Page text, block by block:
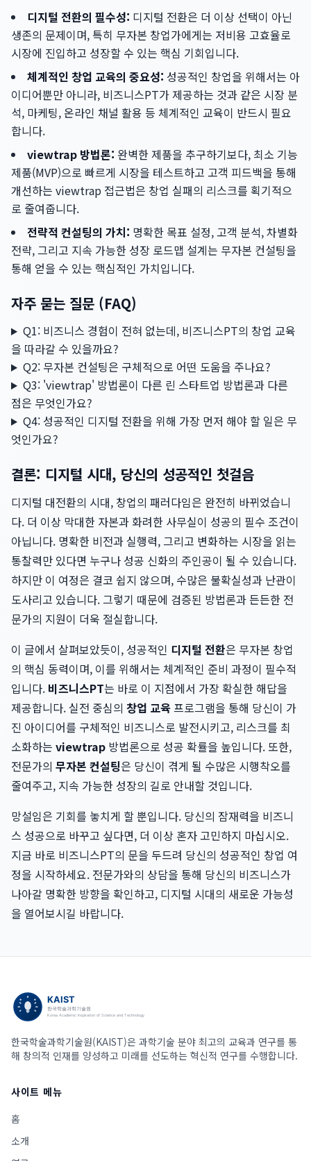
디지털 전환의 필수성: 디지털 전환은 더 이상 선택이 아닌
생존의 문제이며, 특히 무자본 창업가에게는 저비용 고효율로
시장에 진입하고 성장할 수 있는 핵심 기회입니다.
체계적인 창업 교육의 중요성: 성공적인 창업을 위해서는 아
이디어뿐만 아니라, 비즈니스PT가 제공하는 것과 같은 시장 분
석, 마케팅, 온라인 채널 활용 등 체계적인 교육이 반드시 필요
합니다.
viewtrap 방법론: 완벽한 제품을 추구하기보다, 최소 기능
제품(MVP)으로 빠르게 시장을 테스트하고 고객 피드백을 통해
개선하는 viewtrap 접근법은 창업 실패의 리스크를 획기적으
로 줄여줍니다.
전략적 컨설팅의 가치: 명확한 목표 설정, 고객 분석, 차별화
전략, 그리고 지속 가능한 성장 로드맵 설계는 무자본 컨설팅을
통해 얻을 수 있는 핵심적인 가치입니다.
자주 묻는 질문 (FAQ)
Q1: 비즈니스 경험이 전혀 없는데, 비즈니스PT의 창업 교육
을 따라갈 수 있을까요?
Q2: 무자본 컨설팅은 구체적으로 어떤 도움을 주나요?
Q3: 'viewtrap' 방법론이 다른 린 스타트업 방법론과 다른
점은 무엇인가요?
Q4: 성공적인 디지털 전환을 위해 가장 먼저 해야 할 일은 무
엇인가요?
결론: 디지털 시대, 당신의 성공적인 첫걸음
디지털 대전환의 시대, 창업의 패러다임은 완전히 바뀌었습니
다. 더 이상 막대한 자본과 화려한 사무실이 성공의 필수 조건이
아닙니다. 명확한 비전과 실행력, 그리고 변화하는 시장을 읽는
통찰력만 있다면 누구나 성공 신화의 주인공이 될 수 있습니다.
하지만 이 여정은 결코 쉽지 않으며, 수많은 불확실성과 난관이
도사리고 있습니다. 그렇기 때문에 검증된 방법론과 든든한 전
문가의 지원이 더욱 절실합니다.
이 글에서 살펴보았듯이, 성공적인 디지털 전환은 무자본 창업
의 핵심 동력이며, 이를 위해서는 체계적인 준비 과정이 필수적
입니다. 비즈니스PT는 바로 이 지점에서 가장 확실한 해답을
제공합니다. 실전 중심의 창업 교육프로그램을 통해 당신이 가
진 아이디어를 구체적인 비즈니스로 발전시키고, 리스크를 최
소화하는 viewtrap 방법론으로 성공 확률을 높입니다. 또한,
전문가의 무자본 컨설팅은 당신이 겪게 될 수많은 시행착오를
줄여주고, 지속 가능한 성장의 길로 안내할 것입니다.
망설임은 기회를 놓치게 할 뿐입니다. 당신의 잠재력을 비즈니
스 성공으로 바꾸고 싶다면, 더 이상 혼자 고민하지 마십시오.
지금 바로 비즈니스PT의 문을 두드려 당신의 성공적인 창업 여
정을 시작하세요. 전문가와의 상담을 통해 당신의 비즈니스가
나아갈 명확한 방향을 확인하고, 디지털 시대의 새로운 가능성
을 열어보시길 바랍니다.
한국학술과학기술원(KAIST)은 과학기술 분야 최고의 교육과 연구를 통
해 창의적 인재를 양성하고 미래를 선도하는 혁신적 연구를 수행합니다.
사이트 메뉴
홈
소개